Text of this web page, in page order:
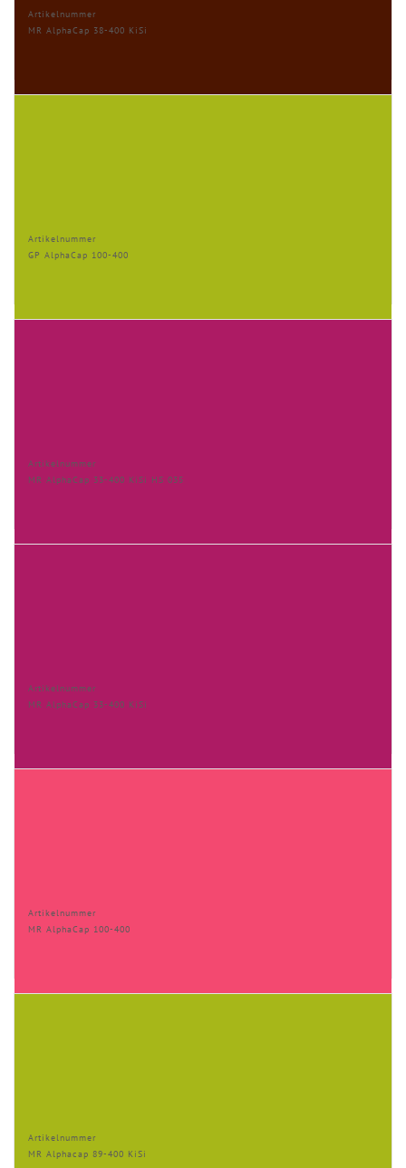
Artikelnummer
MR AlphaCap 38-400 KiSi
Artikelnummer
GP AlphaCap 100-400
Artikelnummer
MR AlphaCap 33-400 KiSi HS 035
Artikelnummer
MR AlphaCap 33-400 KiSi
Artikelnummer
MR AlphaCap 100-400
Artikelnummer
MR Alphacap 89-400 KiSi